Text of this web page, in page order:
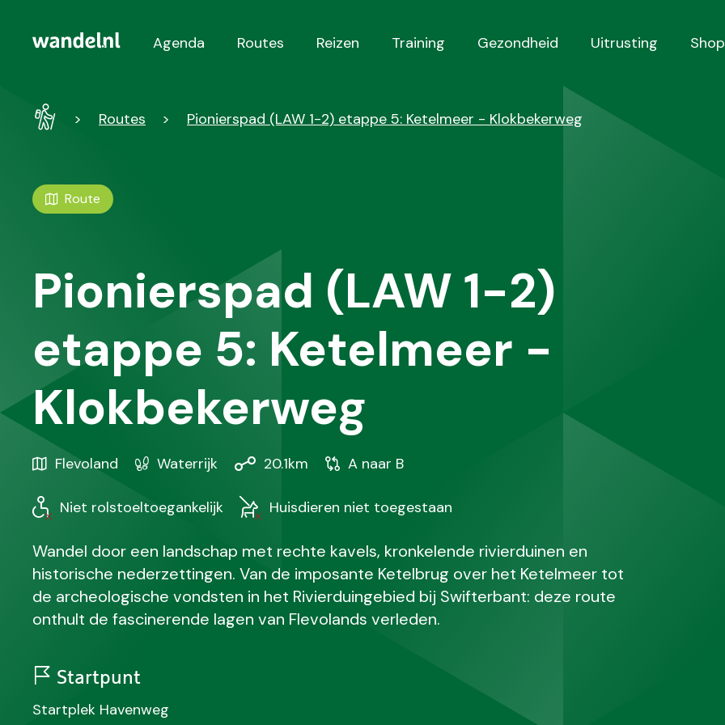
Hoofdnavigatie
Agenda Routes Reizen Training Gezondheid Uitrusting Shop
WandelRoutes Pionierspad (LAW 1-2) etappe 5: Ketelmeer - Klokbekerweg
Route
Pionierspad (LAW 1-2)
etappe 5: Ketelmeer -
Klokbekerweg
Gebied
Regio
Flevoland Karakteristiek
Waterrijk Afstand20.1km
SoortA naar B
Niet rolstoeltoegankelijk Huisdieren niet toegestaan
Wandel door een landschap met rechte kavels, kronkelende rivierduinen en
historische nederzettingen. Van de imposante Ketelbrug over het Ketelmeer tot
de archeologische vondsten in het Rivierduingebied bij Swifterbant: deze route
onthult de fascinerende lagen van Flevolands verleden.
Startpunt
N
Startplek Havenweg